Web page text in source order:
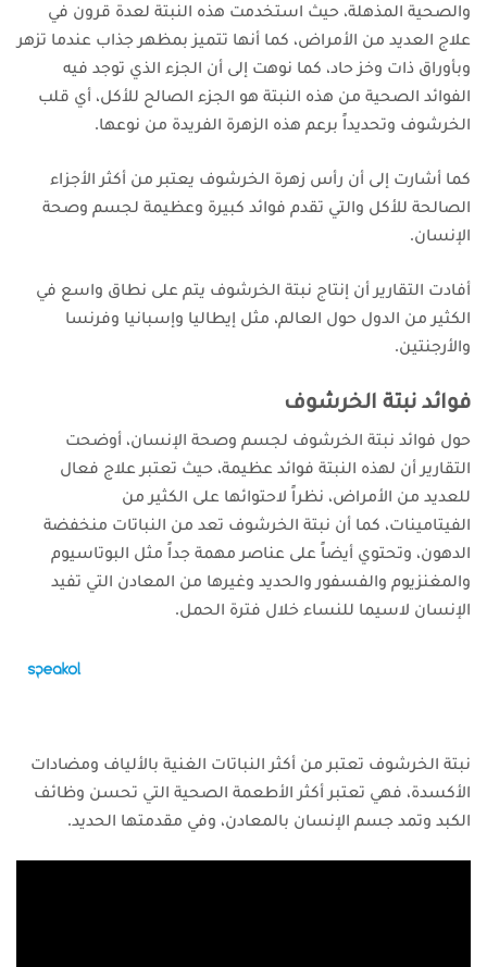
والصحية المذهلة، حيث استخدمت هذه النبتة لعدة قرون في
علاج العديد من الأمراض، كما أنها تتميز بمظهر جذاب عندما تزهر
وبأوراق ذات وخز حاد، كما نوهت إلى أن الجزء الذي توجد فيه
الفوائد الصحية من هذه النبتة هو الجزء الصالح للأكل، أي قلب
الخرشوف وتحديداً برعم هذه الزهرة الفريدة من نوعها.
كما أشارت إلى أن رأس زهرة الخرشوف يعتبر من أكثر الأجزاء
الصالحة للأكل والتي تقدم فوائد كبيرة وعظيمة لجسم وصحة
الإنسان.
أفادت التقارير أن إنتاج نبتة الخرشوف يتم على نطاق واسع في
الكثير من الدول حول العالم، مثل إيطاليا وإسبانيا وفرنسا
والأرجنتين.
فوائد نبتة الخرشوف
حول فوائد نبتة الخرشوف لجسم وصحة الإنسان، أوضحت
التقارير أن لهذه النبتة فوائد عظيمة، حيث تعتبر علاج فعال
للعديد من الأمراض، نظراً لاحتوائها على الكثير من
الفيتامينات، كما أن نبتة الخرشوف تعد من النباتات منخفضة
الدهون، وتحتوي أيضاً على عناصر مهمة جداً مثل البوتاسيوم
والمغنزيوم والفسفور والحديد وغيرها من المعادن التي تفيد
الإنسان لاسيما للنساء خلال فترة الحمل.
نبتة الخرشوف تعتبر من أكثر النباتات الغنية بالألياف ومضادات
الأكسدة، فهي تعتبر أكثر الأطعمة الصحية التي تحسن وظائف
الكبد وتمد جسم الإنسان بالمعادن، وفي مقدمتها الحديد.